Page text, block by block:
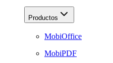
Productos
MobiOffice
MobiPDF